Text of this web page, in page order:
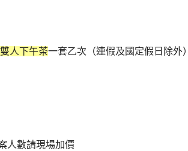
人下午茶一套乙次（連假及國定假日除外）
人數請現場加價